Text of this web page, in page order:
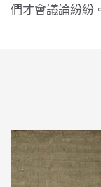
們才會議論紛紛。